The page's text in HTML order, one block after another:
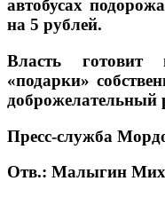
автобусах
на 5 рублей.
Власть готовит
«подарки»
доброжелательный
Пресс-служба
Отв.: Малыгин